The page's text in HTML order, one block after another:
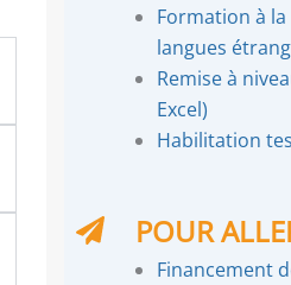
Formation à
langues
Remise à
Excel)
Habilitation
POUR
Financement